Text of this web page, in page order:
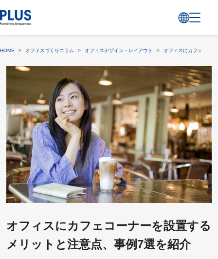
HOME > オフィスづくりコラム > オフィスデザイン・レイアウト > オフィスにカフェコー
オフィスにカフェコーナーを設置する
メリットと注意点、事例7選を紹介